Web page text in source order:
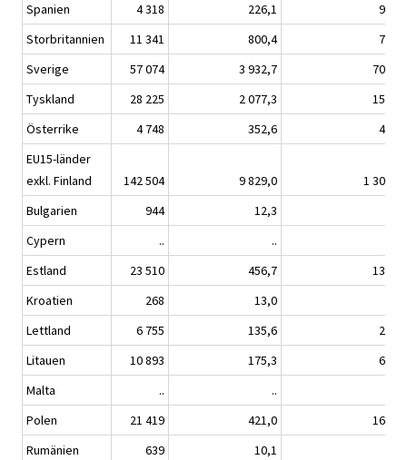
Spanien
4 318 226,1
90,7
Storbritannien
11 341 800,4
75,1
Sverige
57 074 3 932,7
701,4
Tyskland
28 225 2 077,3
153,6
Österrike
4 748 352,6
40,5
EU15-länder
exkl. Finland
142 504 9 829,0
1 308,8
Bulgarien
944 12,3
Cypern
.. ..
Estland
23 510 456,7
131,8
Kroatien
268 13,0
Lettland
6 755 135,6
29,8
Litauen
10 893 175,3
62,7
Malta
.. ..
Polen
21 419 421,0
161,9
Rumänien
639 10,1